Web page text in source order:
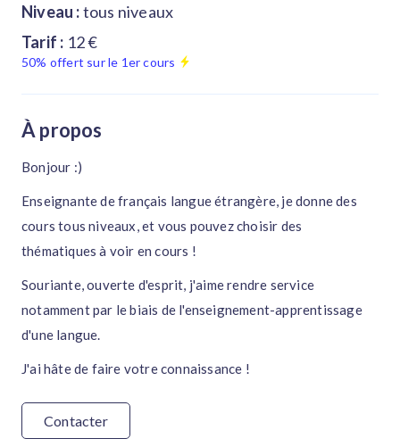
Niveau :tous niveaux
Tarif : 12 €
50% offert sur le 1er cours
À propos
Bonjour :)
Enseignante de français langue étrangère, je donne des
cours tous niveaux, et vous pouvez choisir des
thématiques à voir en cours !
Souriante, ouverte d'esprit, j'aime rendre service
notamment par le biais de l'enseignement-apprentissage
d'une langue.
J'ai hâte de faire votre connaissance !
Contacter